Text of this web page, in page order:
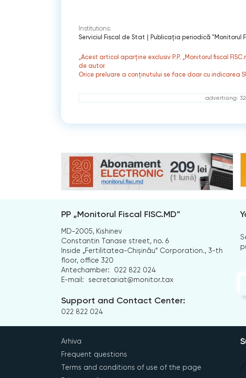
Institutions:
Serviciul Fiscal de Stat
Publicaţia periodică "Monitorul
„Acest articol aparține exclusiv P.P. „Monitorul fiscal
de autor.
Orice preluare a conținutului se face doar cu indicarea
advertising:
PP „Monitorul Fiscal FISC.MD”
MD-2005, Kishinev
Constantin Tanase street, no. 6
Inside „Fertilitatea-Chișinău” Corporation., 3-th
floor, office 320
Antechamber:
022 822 024
E-mail:
secretariat@monitor.tax
Support and Contact Center:
022 822 024
Arhiva
Frequent questions
Terms and conditions of use of the page